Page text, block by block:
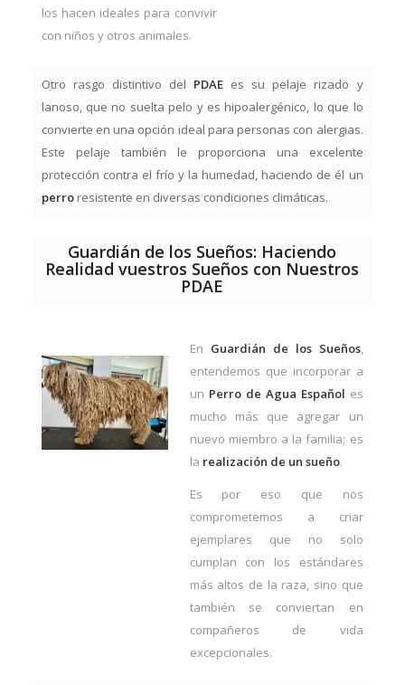
los hacen ideales para convivir
con niños y otros animales.
Otro rasgo distintivo del PDAE es su pelaje rizado y
lanoso, que no suelta pelo y es hipoalergénico, lo que lo
convierte en una opción ideal para personas con alergias.
Este pelaje también le proporciona una excelente
protección contra el frío y la humedad, haciendo de él un
perroresistente en diversas condiciones climáticas.
Guardián de los Sueños: Haciendo
Realidad vuestros Sueños con Nuestros
PDAE
En Guardián de los Sueños,
entendemos que incorporar a
un Perro de Agua Español es
mucho más que agregar un
nuevo miembro a la familia; es
la realización de un sueño.
Es por eso que nos
comprometemos a criar
ejemplares que no solo
cumplan con los estándares
más altos de la raza, sino que
también se conviertan en
compañeros de vida
excepcionales.